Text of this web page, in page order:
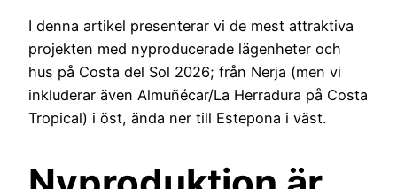
I denna artikel presenterar vi de mest attraktiva
projekten med nyproducerade lägenheter och
hus på Costa del Sol 2026; från Nerja (men vi
inkluderar även Almuñécar/La Herradura på Costa
Tropical) i öst, ända ner till Estepona i väst.